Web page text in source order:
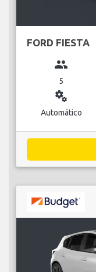
FORD FIESTA
group
5
miscellaneous_services
Automático